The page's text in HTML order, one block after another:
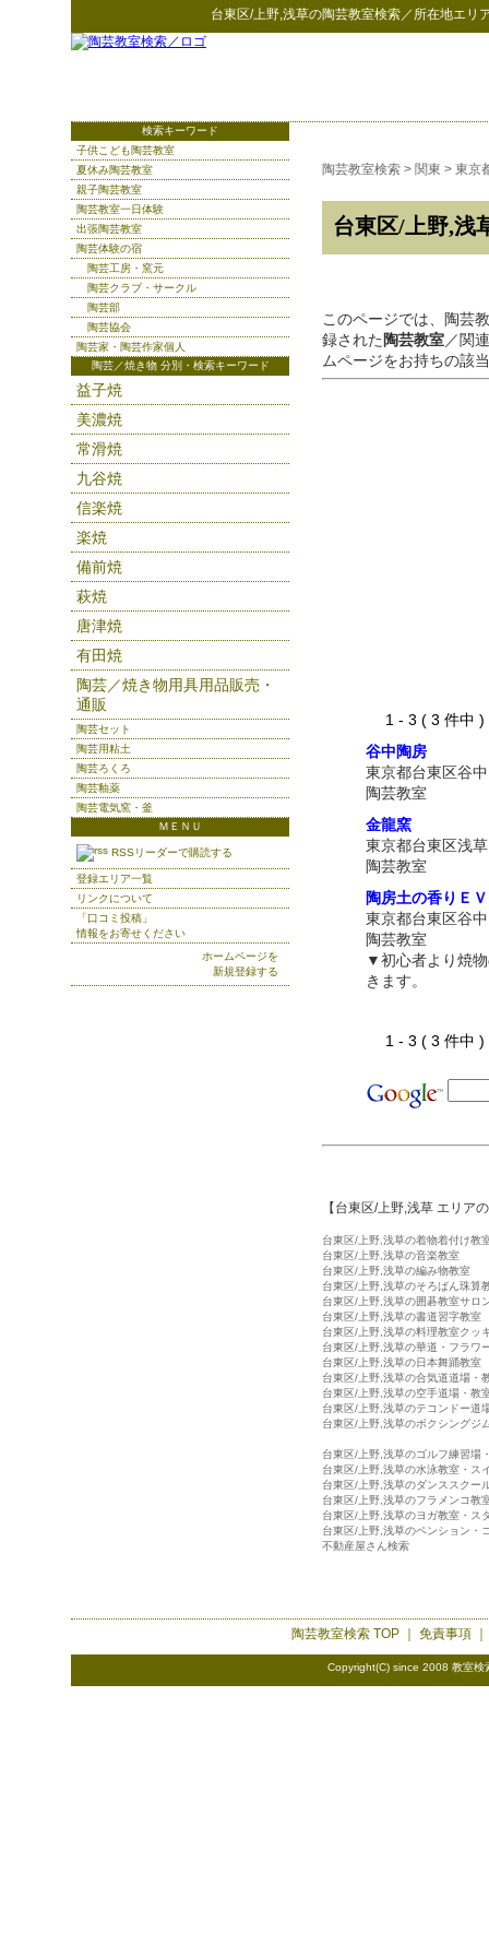
台東区/上野,浅草の陶芸教室検索／所在地エリ
陶芸教室検索 > 関東 > 東京
台東区/上野,浅
このページでは、陶芸
録された 陶芸教室／関
ムページをお持ちの該
1 - 3 ( 3 件
谷中陶房
東京都台東区谷
陶芸教室
金龍窯
東京都台東区浅
陶芸教室
陶房土の香りＥ
東京都台東区谷
陶芸教室
▼初心者より焼
きます。
1 - 3 ( 3 件
【台東区/上野,浅草 エリア
台東区/上野,浅草の着物着付け教
台東区/上野,浅草の音楽教室
台東区/上野,浅草の編み物教室
台東区/上野,浅草のそろばん珠算
台東区/上野,浅草の囲碁教室サロ
台東区/上野,浅草の書道習字教室
台東区/上野,浅草の料理教室クッ
台東区/上野,浅草の華道・フラワ
台東区/上野,浅草の日本舞踊教室
台東区/上野,浅草の合気道道場・
台東区/上野,浅草の空手道場・教
台東区/上野,浅草のテコンドー道
台東区/上野,浅草のボクシングジ
台東区/上野,浅草のゴルフ練習場
台東区/上野,浅草の水泳教室・ス
台東区/上野,浅草のダンススクー
台東区/上野,浅草のフラメンコ教
台東区/上野,浅草のヨガ教室・ス
台東区/上野,浅草のペンション・
不動産屋さん検索
検索キーワード
子供こども陶芸教室
夏休み陶芸教室
親子陶芸教室
陶芸教室一日体験
出張陶芸教室
陶芸体験の宿
陶芸工房・窯元
陶芸クラブ・サークル
陶芸部
陶芸協会
陶芸家・陶芸作家個人
陶芸／焼き物 分別・検索キーワード
益子焼
美濃焼
常滑焼
九谷焼
信楽焼
楽焼
備前焼
萩焼
唐津焼
有田焼
陶芸／焼き物用具用品販売・
通販
陶芸セット
陶芸用粘土
陶芸ろくろ
陶芸釉薬
陶芸電気窯・釜
ＭＥＮＵ
RSSリーダーで購読する
登録エリア一覧
リンクについて
「口コミ投稿」
情報をお寄せください
ホームページを
新規登録する
陶芸教室検索TOP ｜ 免責事項
Copyright(C) since 2008 教室検